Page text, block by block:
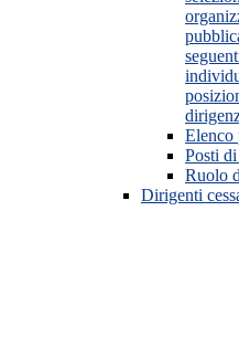
Elenco
Posti
Ruolo
Dirigenti